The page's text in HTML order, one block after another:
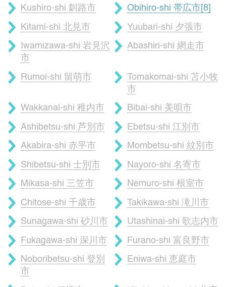
Kushiro-shi 釧路市 Obihiro-shi 帯広市[8]
Kitami-shi 北見市 Yuubari-shi 夕張市
Iwamizawa-shi 岩見沢
市
Abashiri-shi 網走市
Rumoi-shi 留萌市
Tomakomai-shi 苫小牧
市
Wakkanai-shi 稚内市 Bibai-shi 美唄市
Ashibetsu-shi 芦別市 Ebetsu-shi 江別市
Akabira-shi 赤平市 Mombetsu-shi 紋別市
Shibetsu-shi 士別市 Nayoro-shi 名寄市
Mikasa-shi 三笠市 Nemuro-shi 根室市
Chitose-shi 千歳市 Takikawa-shi 滝川市
Sunagawa-shi 砂川市 Utashinai-shi 歌志内市
Fukagawa-shi 深川市 Furano-shi 富良野市
Noboribetsu-shi 登別
市
Eniwa-shi 恵庭市